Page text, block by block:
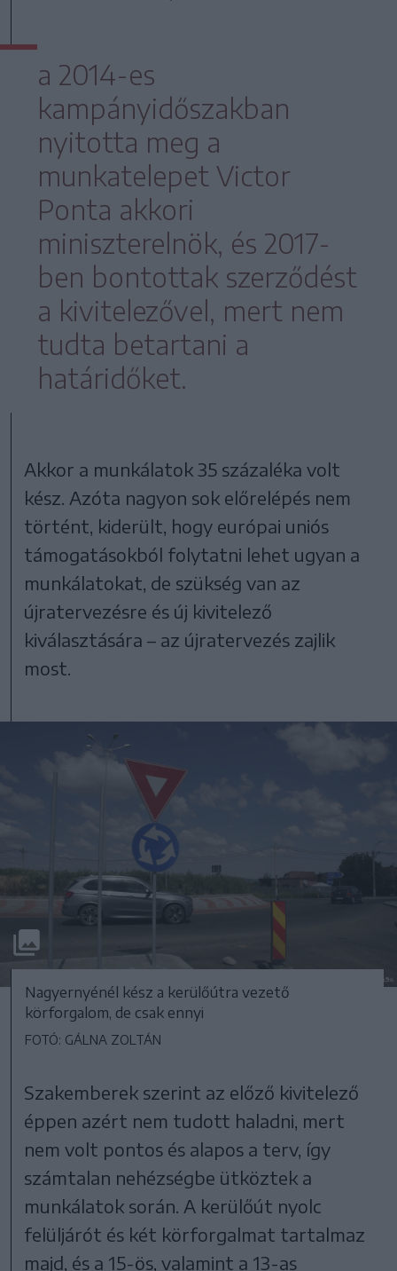
a 2014-es
kampányidőszakban
nyitotta meg a
munkatelepet Victor
Ponta akkori
miniszterelnök, és 2017-
ben bontottak szerződést
a kivitelezővel, mert nem
tudta betartani a
határidőket.
Akkor a munkálatok 35 százaléka volt
kész. Azóta nagyon sok előrelépés nem
történt, kiderült, hogy európai uniós
támogatásokból folytatni lehet ugyan a
munkálatokat, de szükség van az
újratervezésre és új kivitelező
kiválasztására – az újratervezés zajlik
most.
Nagyernyénél kész a kerülőútra vezető
körforgalom, de csak ennyi
FOTÓ: GÁLNA ZOLTÁN
Szakemberek szerint az előző kivitelező
éppen azért nem tudott haladni, mert
nem volt pontos és alapos a terv, így
számtalan nehézségbe ütköztek a
munkálatok során. A kerülőút nyolc
felüljárót és két körforgalmat tartalmaz
majd, és a 15-ös, valamint a 13-as